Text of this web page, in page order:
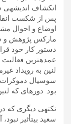
انکشاف انديشهی
اوضاع و احوال
مارکس پژوھش و
دستور کار خود
عمدهترين
لنين به رويداد
سوسيال
بود. دورهای که
نکتهی ديگری که
سعيد بیتأثير